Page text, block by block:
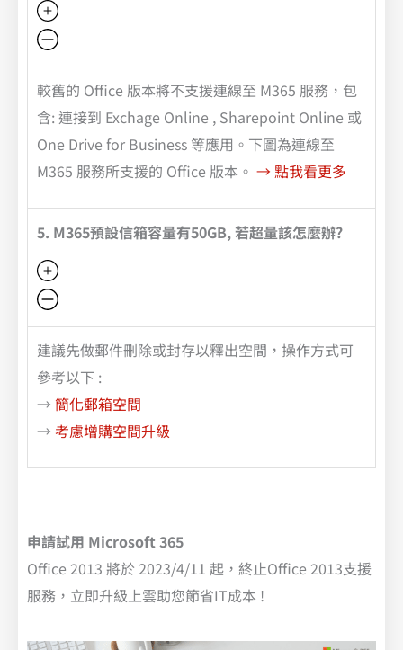
較舊的 Office 版本將不支援連線至 M365 服務，包
含: 連接到 Exchage Online , Sharepoint Online 或
One Drive for Business 等應用。下圖為連線至
M365 服務所支援的 Office 版本。 → 點我看更多
5. M365預設信箱容量有50GB, 若超量該怎麼辦?
建議先做郵件刪除或封存以釋出空間，操作方式可
參考以下 :
→ 簡化郵箱空間
→ 考慮增購空間升級
申請試用 Microsoft 365
Office 2013 將於 2023/4/11 起，終止Office 2013支援
服務，立即升級上雲助您節省IT成本 !